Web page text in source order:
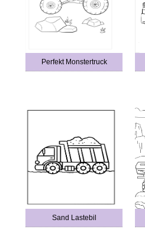
Perfekt Monstertruck
Sand Lastebil